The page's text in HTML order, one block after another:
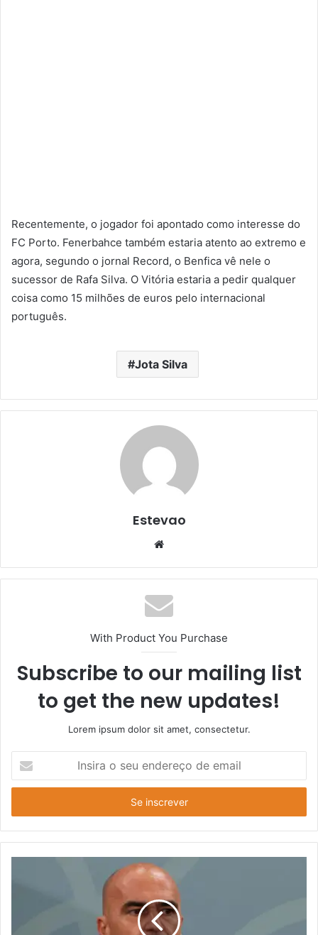
Recentemente, o jogador foi apontado como interesse do
FC Porto. Fenerbahce também estaria atento ao extremo e
agora, segundo o jornal Record, o Benfica vê nele o
sucessor de Rafa Silva. O Vitória estaria a pedir qualquer
coisa como 15 milhões de euros pelo internacional
português.
Jota Silva
Estevao
Website
With Product You Purchase
Subscribe to our mailing list
to get the new updates!
Lorem ipsum dolor sit amet, consectetur.
seu
de
email